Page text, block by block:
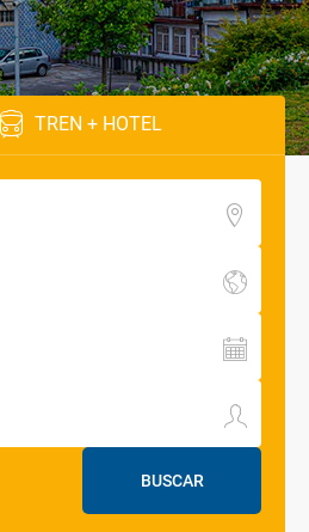
TREN + HOTEL
BUSCAR